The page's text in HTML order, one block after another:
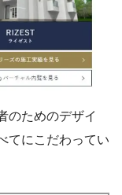
のためのデザイ
てにこだわってい